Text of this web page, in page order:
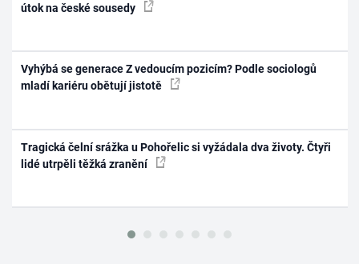
útok na české sousedy
Vyhýbá se generace Z vedoucím pozicím? Podle sociologů
mladí kariéru obětují jistotě
Tragická čelní srážka u Pohořelic si vyžádala dva životy. Čtyři
lidé utrpěli těžká zranění